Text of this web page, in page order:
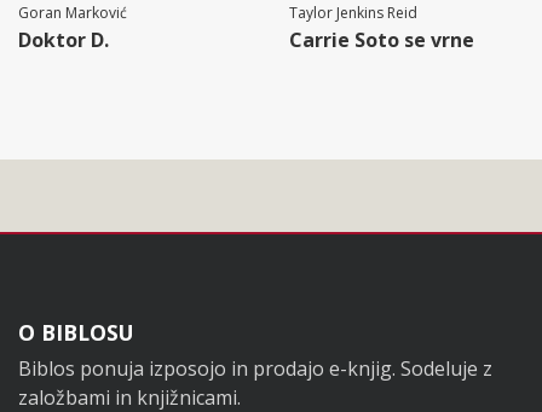
Goran Marković
Doktor D.
Taylor Jenkins Reid
Carrie Soto se vrne
Noga
O BIBLOSU
Biblos ponuja izposojo in prodajo e-knjig. Sodeluje z
založbami in knjižnicami.